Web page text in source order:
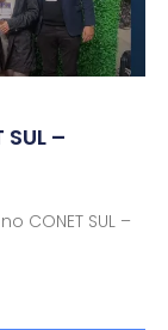
–
CONET SUL –